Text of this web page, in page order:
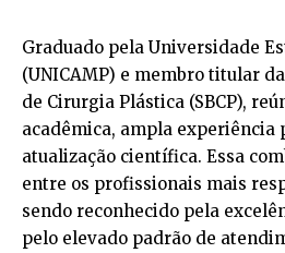
Graduado pela Universidade
(UNICAMP) e membro titular
de Cirurgia Plástica (SBCP),
acadêmica, ampla experiência
atualização científica. Essa
entre os profissionais mais
sendo reconhecido pela
pelo elevado padrão de